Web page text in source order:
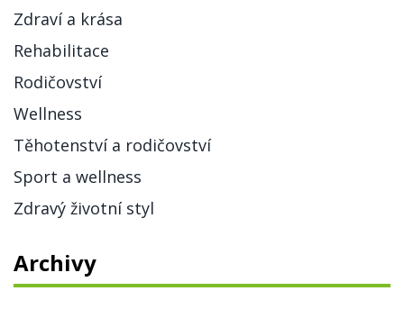
Zdraví a krása
Rehabilitace
Rodičovství
Wellness
Těhotenství a rodičovství
Sport a wellness
Zdravý životní styl
Archivy